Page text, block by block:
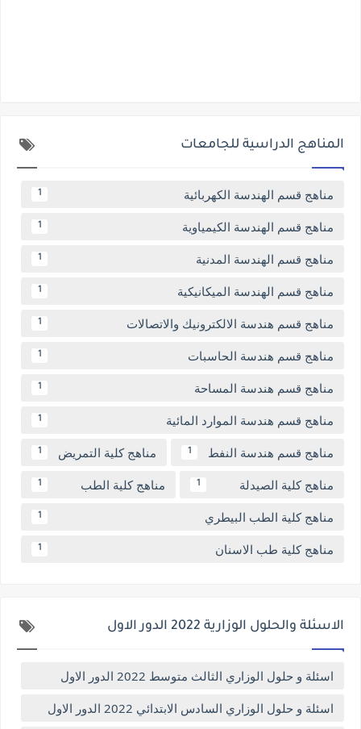
المناهج الدراسية للجامعات
مناهج قسم الهندسة الكهربائية 1
مناهج قسم الهندسة الكيمياوية 1
مناهج قسم الهندسة المدنية 1
مناهج قسم الهندسة الميكانيكية 1
مناهج قسم هندسة الالكترونيك والاتصالات 1
مناهج قسم هندسة الحاسبات 1
مناهج قسم هندسة المساحة 1
مناهج قسم هندسة الموارد المائية 1
مناهج قسم هندسة النفط 1 مناهج كلية التمريض 1
مناهج كلية الصيدلة 1 مناهج كلية الطب 1
مناهج كلية الطب البيطري 1
مناهج كلية طب الاسنان 1
الاسئلة والحلول الوزارية 2022 الدور الاول
اسئلة و حلول الوزاري الثالث متوسط 2022 الدور الاول
اسئلة و حلول الوزاري السادس الابتدائي 2022 الدور الاول